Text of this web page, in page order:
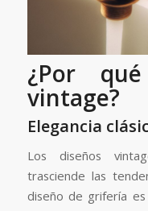
¿Por
vintage?
Elegancia
Los diseños
trasciende las
diseño de grifería